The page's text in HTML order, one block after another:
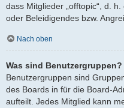
dass Mitglieder „offtopic“, d.
oder Beleidigendes bzw.
Nach oben
Was sind Benutzergruppen?
Benutzergruppen sind
des Boards in für die Board-
aufteilt. Jedes Mitglied kann